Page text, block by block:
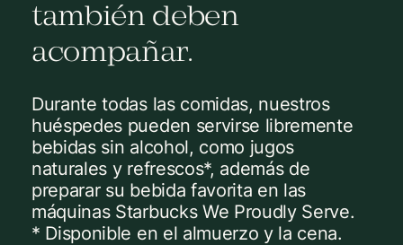
también deben
acompañar.
Durante todas las comidas, nuestros
huéspedes pueden servirse libremente
bebidas sin alcohol, como jugos
naturales y refrescos*, además de
preparar su bebida favorita en las
máquinas Starbucks We Proudly Serve.
* Disponible en el almuerzo y la cena.